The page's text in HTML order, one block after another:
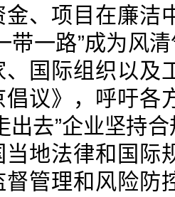
金、项目在廉洁
带一路”成为风
、国际组织以及
倡议》，呼吁各
出去”企业坚持
当地法律和国际
督管理和风险防